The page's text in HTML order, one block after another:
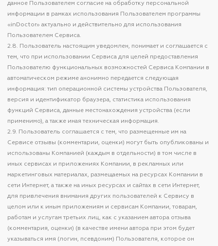
данное Пользователем согласие на обработку персональной
информации в рамках использования Пользователем программы
«inDoctor» актуально и действительно для использования
Пользователем Сервиса.
2.8. Пользователь настоящим уведомлен, понимает и соглашается с
тем, что при использовании Сервиса для целей предоставления
Пользователю функциональных возможностей Сервиса Компании в
автоматическом режиме анонимно передается следующая
информация: тип операционной системы устройства Пользователя,
версия и идентификатор браузера, статистика использования
функций Сервиса, данные местонахождения устройства (если
применимо), а также иная техническая информация.
2.9. Пользователь соглашается с тем, что размещенные им на
Сервисе отзывы (комментарии, оценки) могут быть опубликованы и
использованы Компанией (каждым в отдельности) в том числе в
иных сервисах и приложениях Компании, в рекламных или
маркетинговых материалах, размещаемых на ресурсах Компании в
сети Интернет, а также на иных ресурсах и сайтах в сети Интернет,
для привлечения внимания других пользователей к Сервису в
целом или к иным приложениям и сервисам Компании, товарам,
работам и услугам третьих лиц, как с указанием автора отзыва
(комментария, оценки) (в качестве имени автора при этом будет
указываться имя (логин, псевдоним) Пользователя, которое он